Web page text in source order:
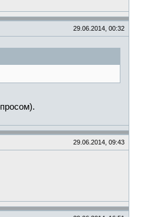
29.06.2014, 00:32
29.06.2014, 09:43